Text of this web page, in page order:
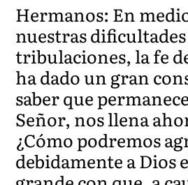
Hermanos: En
nuestras
tribulaciones, la fe
ha dado un gran
saber que
Señor, nos llena
¿Cómo podremos
debidamente a Dios